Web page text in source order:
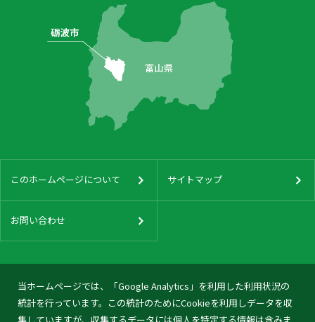
当ホームページでは、「Google Analytics」を利用した利用状況の
統計を行っています。この統計のためにCookieを利用しデータを収
このホームページについて サイトマップ
お問い合わせ